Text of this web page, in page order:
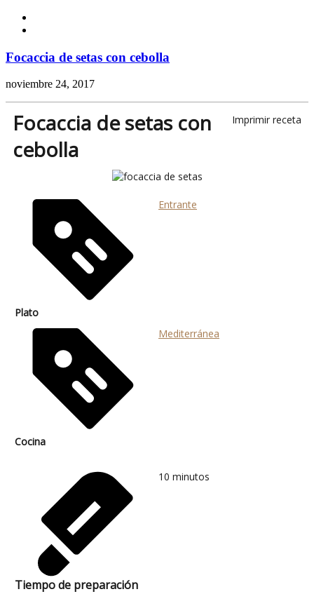
Focaccia de setas con cebolla
noviembre 24, 2017
Imprimir receta
Focaccia de setas con
cebolla
Plato
Entrante
Cocina
Mediterránea
Tiempo de preparación
10 minutos